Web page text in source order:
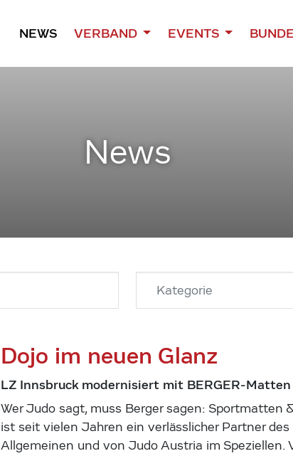
NEWS VERBAND EVENTS
News
Dojo im neuen Glanz
LZ Innsbruck modernisiert mit BERGER-Matten
Wer Judo sagt, muss Berger sagen: Sportmatten
ist seit vielen Jahren ein verlässlicher Partner
Allgemeinen und von Judo Austria im